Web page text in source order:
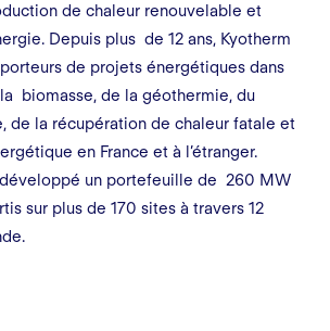
de chaleur renouvelable et
Depuis plus de 12 ans, Kyotherm
de projets énergétiques dans
biomasse, de la géothermie, du
de la récupération de chaleur fatale et
en France et à l’étranger.
développé un portefeuille de 260 MW
sur plus de 170 sites à travers 12